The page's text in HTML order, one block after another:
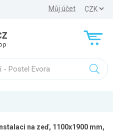
Můj účet
na zeď, 1100x1900 mm,